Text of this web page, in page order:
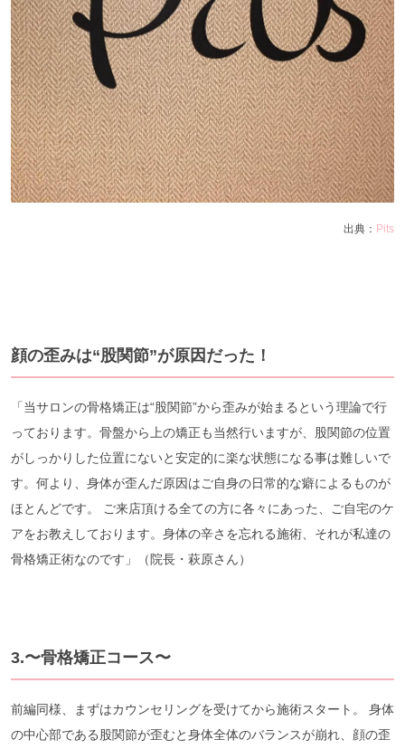
出典： Pits
顔の歪みは“股関節”が原因だった！
「当サロンの骨格矯正は“股関節”から歪みが始まるという理論で行
っております。骨盤から上の矯正も当然行いますが、股関節の位置
がしっかりした位置にないと安定的に楽な状態になる事は難しいで
す。何より、身体が歪んだ原因はご自身の日常的な癖によるものが
ほとんどです。 ご来店頂ける全ての方に各々にあった、ご自宅のケ
アをお教えしております。身体の辛さを忘れる施術、それが私達の
骨格矯正術なのです」（院長・萩原さん）
3.〜骨格矯正コース〜
前編同様、まずはカウンセリングを受けてから施術スタート。 身体
の中心部である股関節が歪むと身体全体のバランスが崩れ、顔の歪